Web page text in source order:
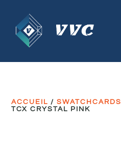
ACCUEIL /SWATCHCARDS
TCX CRYSTAL PINK